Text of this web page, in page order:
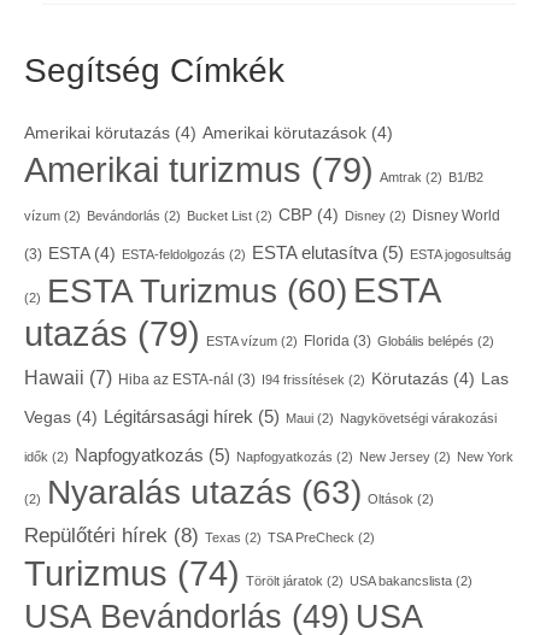
Segítség Címkék
Amerikai körutazás (4) Amerikai körutazások (4)
Amerikai turizmus (79) Amtrak (2) B1/B2
vízum (2) Bevándorlás (2) Bucket List (2) CBP (4) Disney (2) Disney World
(3) ESTA(4) ESTA-feldolgozás (2) ESTA elutasítva(5) ESTA jogosultság
(2) ESTA Turizmus (60) ESTA
utazás (79) ESTA vízum (2) Florida (3) Globális belépés (2)
Hawaii (7) Hiba az ESTA-nál (3) I94 frissítések (2) Körutazás (4) Las
Vegas (4) Légitársasági hírek (5) Maui (2) Nagykövetségi várakozási
idők (2) Napfogyatkozás (5) Napfogyatkozás (2) New Jersey (2) New York
(2) Nyaralás utazás (63) Oltások (2)
Repülőtéri hírek (8) Texas (2) TSA PreCheck (2)
Turizmus (74) Törölt járatok (2) USA bakancslista (2)
USA Bevándorlás (49) USA